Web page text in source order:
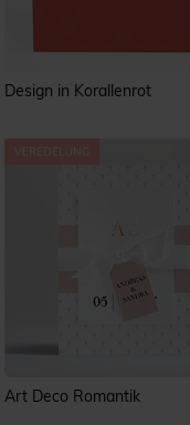
Design in Korallenrot
Art Deco Romantik